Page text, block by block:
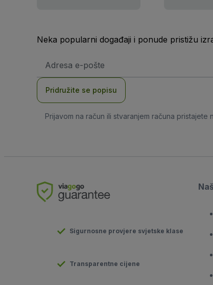
Neka popularni događaji i ponude pristižu
mail
Pridružite se popisu
Prijavom na račun ili stvaranjem računa pristajete
Sigurnosne provjere svjetske klase
Transparentne cijene